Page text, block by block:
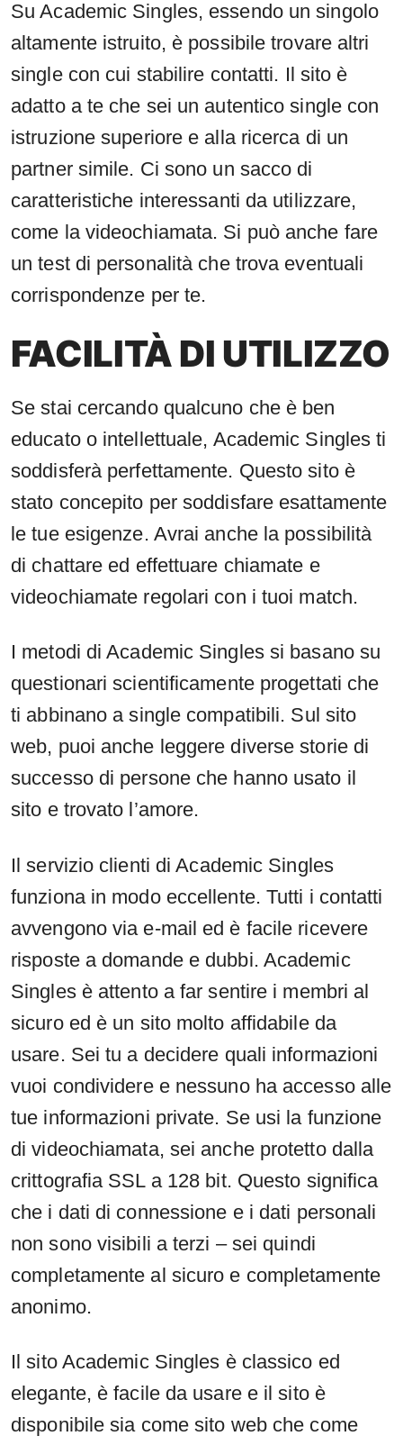
Su Academic Singles, essendo un singolo
altamente istruito, è possibile trovare altri
single con cui stabilire contatti. Il sito è
adatto a te che sei un autentico single con
istruzione superiore e alla ricerca di un
partner simile. Ci sono un sacco di
caratteristiche interessanti da utilizzare,
come la videochiamata. Si può anche fare
un test di personalità che trova eventuali
corrispondenze per te.
FACILITÀ DI UTILIZZO
Se stai cercando qualcuno che è ben
educato o intellettuale, Academic Singles ti
soddisferà perfettamente. Questo sito è
stato concepito per soddisfare esattamente
le tue esigenze. Avrai anche la possibilità
di chattare ed effettuare chiamate e
videochiamate regolari con i tuoi match.
I metodi di Academic Singles si basano su
questionari scientificamente progettati che
ti abbinano a single compatibili. Sul sito
web, puoi anche leggere diverse storie di
successo di persone che hanno usato il
sito e trovato l’amore.
Il servizio clienti di Academic Singles
funziona in modo eccellente. Tutti i contatti
avvengono via e-mail ed è facile ricevere
risposte a domande e dubbi. Academic
Singles è attento a far sentire i membri al
sicuro ed è un sito molto affidabile da
usare. Sei tu a decidere quali informazioni
vuoi condividere e nessuno ha accesso alle
tue informazioni private. Se usi la funzione
di videochiamata, sei anche protetto dalla
crittografia SSL a 128 bit. Questo significa
che i dati di connessione e i dati personali
non sono visibili a terzi – sei quindi
completamente al sicuro e completamente
anonimo.
Il sito Academic Singles è classico ed
elegante, è facile da usare e il sito è
disponibile sia come sito web che come